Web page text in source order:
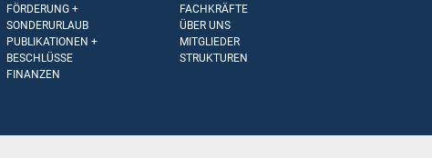
FÖRDERUNG +
SONDERURLAUB
PUBLIKATIONEN +
BESCHLÜSSE
FINANZEN
FACHKRÄFTE
ÜBER UNS
MITGLIEDER
STRUKTUREN